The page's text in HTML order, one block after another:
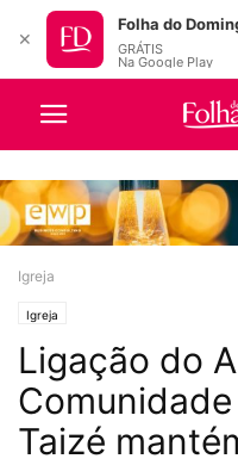
Igreja
Igreja
Ligação do
Taizé
✕
Folha do
GRÁTIS
Na Google Play